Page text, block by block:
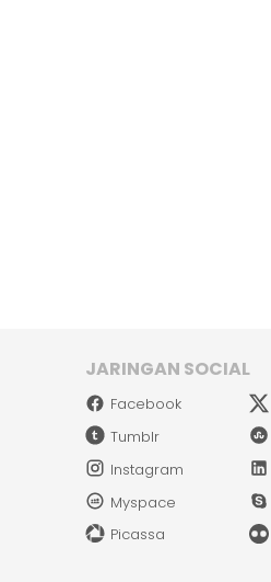
JARINGAN SOCIAL
Facebook
Tumblr
Instagram
Myspace
Picassa